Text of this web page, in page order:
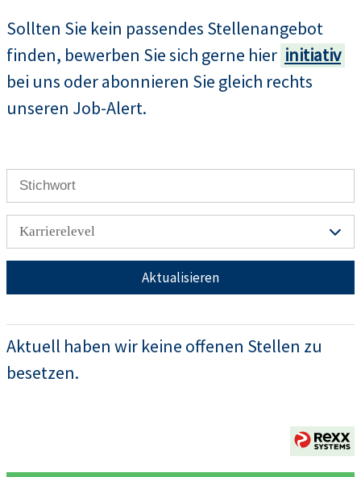
Sollten Sie kein passendes Stellenangebot
finden, bewerben Sie sich gerne hier initiativ
bei uns oder abonnieren Sie gleich rechts
unseren Job-Alert.
Karrierelevel
Aktualisieren
Aktuell haben wir keine offenen Stellen zu
besetzen.